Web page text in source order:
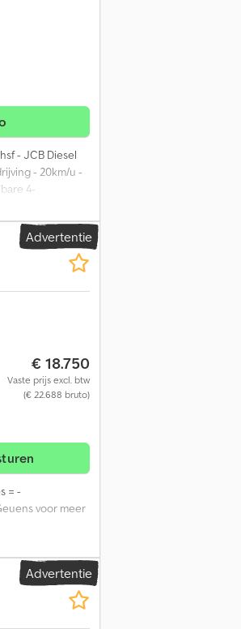
- JCB Diesel
- 20km/u -
4-
nadrukkelijk op
verder. Meer
= Merk
Advertentie
€ 18.750
Vaste prijs excl. btw
(€ 22.688 bruto)
= -
voor meer
Advertentie